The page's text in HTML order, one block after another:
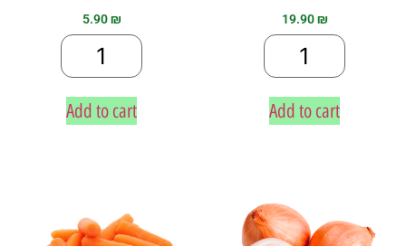
5.90₪
Add to cart
19.90₪
Add to cart